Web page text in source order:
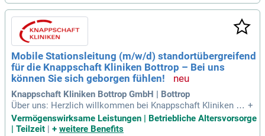
Mobile Stationsleitung (m/w/d) standortübergreifend
für die Knappschaft Kliniken Bottrop – Bei uns
können Sie sich geborgen fühlen!
Knappschaft Kliniken Bottrop GmbH | Bottrop
Über uns: Herzlich willkommen bei Knappschaft Kliniken G
mbH; Knappschaftskrankenhaus Bottrop GmbH!
+
Vermögenswirksame Leistungen | Betriebliche Altersvorsorge
| Teilzeit | + weitere Benefits